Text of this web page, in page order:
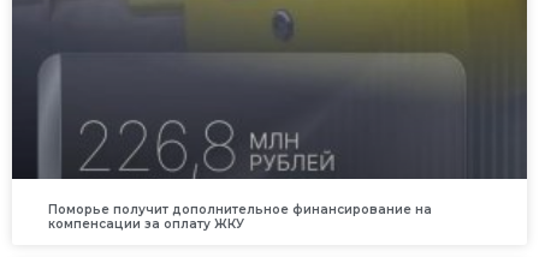
Поморье получит дополнительное финансирование на
компенсации за оплату ЖКУ